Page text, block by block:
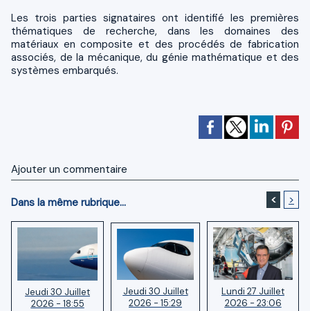
Les trois parties signataires ont identifié les premières
thématiques de recherche, dans les domaines des
matériaux en composite et des procédés de fabrication
associés, de la mécanique, du génie mathématique et des
systèmes embarqués.
Ajouter un commentaire
Dans la même rubrique... < >
Jeudi 30 Juillet
2026 - 18:55
Jeudi 30 Juillet
2026 - 15:29
Lundi 27 Juillet
2026 - 23:06